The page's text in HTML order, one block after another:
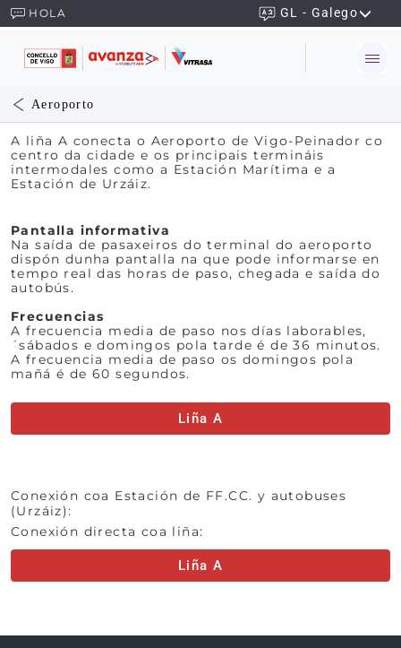
HOLA GL - Galego
Aeroporto
A liña A conecta o Aeroporto de Vigo-Peinador co
centro da cidade e os principais termináis
intermodales como a Estación Marítima e a
Estación de Urzáiz.
Pantalla informativa
Na saída de pasaxeiros do terminal do aeroporto
dispón dunha pantalla na que pode informarse en
tempo real das horas de paso, chegada e saída do
autobús.
Frecuencias
A frecuencia media de paso nos días laborables,
´sábados e domingos pola tarde é de 36 minutos.
A frecuencia media de paso os domingos pola
mañá é de 60 segundos.
Liña A
Conexión coa Estación de FF.CC. y autobuses
(Urzáiz):
Conexión directa coa liña:
Liña A